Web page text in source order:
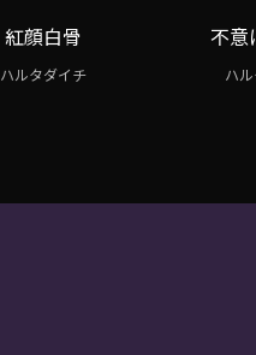
紅顔白骨
ハルタダイチ
不意
ハ